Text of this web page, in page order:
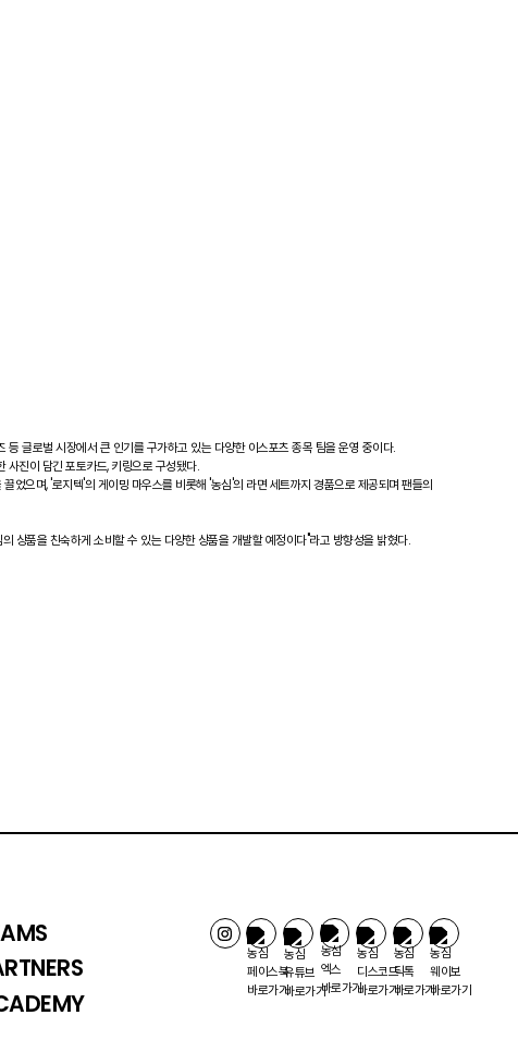
글로벌 시장에서 큰 인기를 구가하고 있는 다양한 이스포츠 종목 팀을 운영 중이다.
사진이 담긴 포토카드, 키링으로 구성됐다.
으며, '로지텍'의 게이밍 마우스를 비롯해 '농심'의 라면 세트까지 경품으로 제공되며 팬들의
상품을 친숙하게 소비할 수 있는 다양한 상품을 개발할 예정이다"라고 방향성을 밝혔다.